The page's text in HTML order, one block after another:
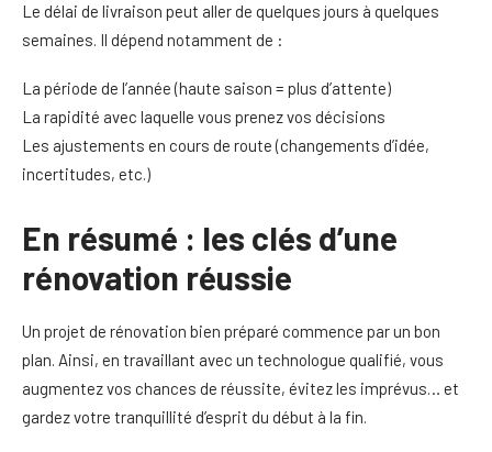
Le délai de livraison peut aller de quelques jours à quelques
semaines. Il dépend notamment de :
La période de l’année (haute saison = plus d’attente)
La rapidité avec laquelle vous prenez vos décisions
Les ajustements en cours de route (changements d’idée,
incertitudes, etc.)
En résumé : les clés d’une
rénovation réussie
Un projet de rénovation bien préparé commence par un bon
plan. Ainsi, en travaillant avec un technologue qualifié, vous
augmentez vos chances de réussite, évitez les imprévus… et
gardez votre tranquillité d’esprit du début à la fin.